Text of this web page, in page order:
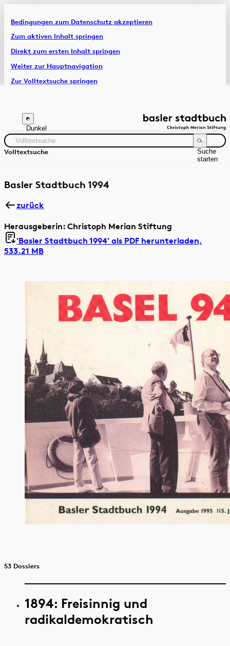
Bedingungen zum Datenschutz akzeptieren
Zum aktiven Inhalt springen
Direkt zum ersten Inhalt springen
Weiter zur Hauptnavigation
Zur Volltextsuche springen
Artikel & Dossiers
Chronik
Dunkel
Volltextsuche
Suche
starten
Zeitraum Autor:in
Basler Stadtbuch 1994
zurück
Herausgeberin: Christoph Merian Stiftung
'Basler Stadtbuch 1994' als PDF herunterladen,
533.21 MB
53 Dossiers
1894: Freisinnig und
radikaldemokratisch